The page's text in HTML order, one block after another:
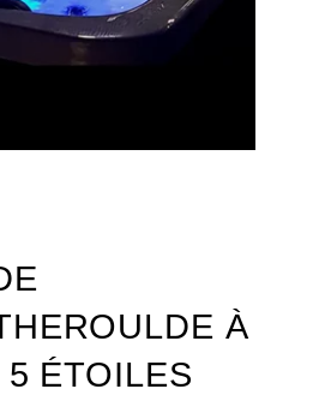
À
ÉTOILES
PHOTOS
CADEAUX
CONTACT
2 35 14 50 50